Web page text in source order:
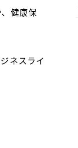
健康保
ネスライ